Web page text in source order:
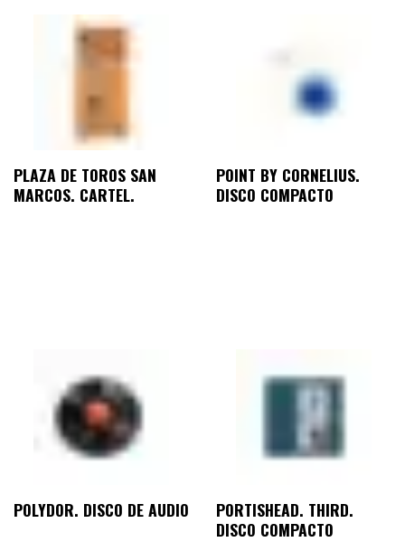
PLAZA DE TOROS SAN
MARCOS. CARTEL.
POINT BY CORNELIUS.
DISCO COMPACTO
POLYDOR. DISCO DE AUDIO
PORTISHEAD. THIRD.
DISCO COMPACTO